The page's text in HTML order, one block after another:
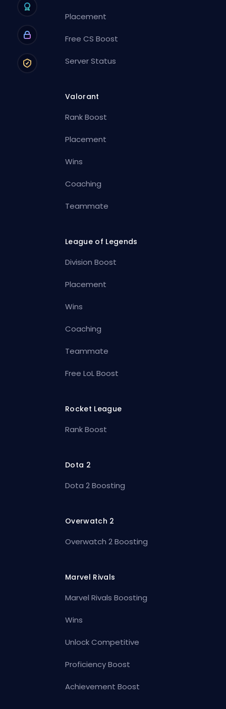
Placement
Free CS Boost
Server Status
Valorant
Rank Boost
Placement
Wins
Coaching
Teammate
League of Legends
Division Boost
Placement
Wins
Coaching
Teammate
Free LoL Boost
Rocket League
Rank Boost
Dota 2
Dota 2 Boosting
Overwatch 2
Overwatch 2 Boosting
Marvel Rivals
Marvel Rivals Boosting
Wins
Unlock Competitive
Proficiency Boost
Achievement Boost